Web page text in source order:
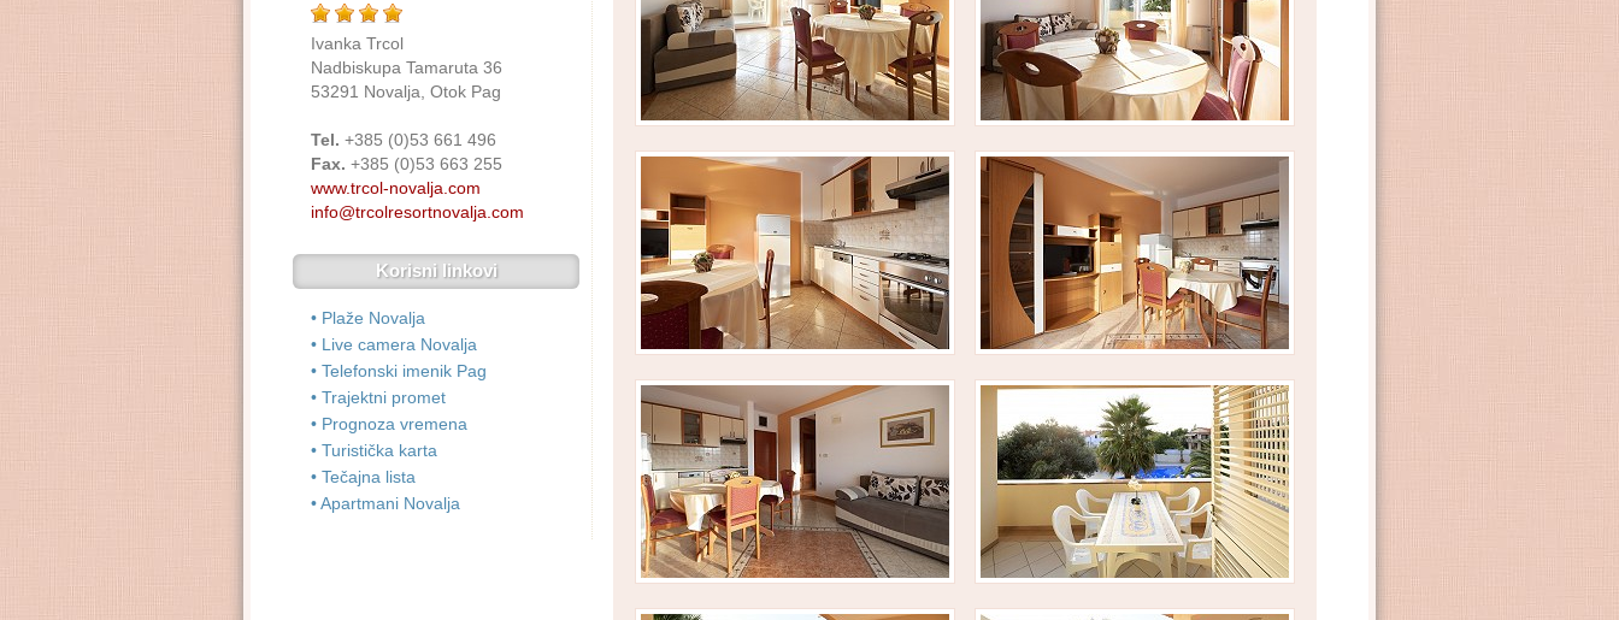
Ivanka Trcol
Nadbiskupa Tamaruta 36
53291 Novalja, Otok Pag
Tel. +385 (0)53 661 496
Fax. +385 (0)53 663 255
www.trcol-novalja.com
info@trcolresortnovalja.com
Korisni linkovi
• Plaže Novalja
• Live camera Novalja
• Telefonski imenik Pag
• Trajektni promet
• Prognoza vremena
• Turistička karta
• Tečajna lista
• Apartmani Novalja